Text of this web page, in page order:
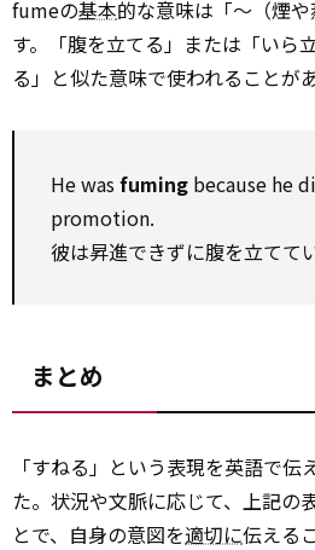
fumeの基本的な意味は「～（煙
す。「腹を立てる」または「いら
る」と似た意味で使われることが
He was fuming because he
promotion.
彼は昇進できずに腹を立てて
まとめ
「すねる」という表現を英語で伝
た。状況や文脈に応じて、上記の
とで、自身の意図を適切に伝える